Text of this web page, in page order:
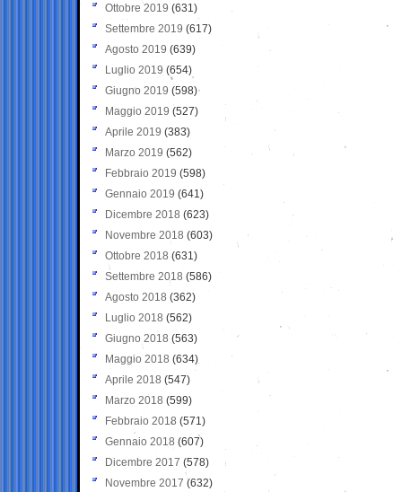
Ottobre 2019 (631)
Settembre 2019 (617)
Agosto 2019 (639)
Luglio 2019 (654)
Giugno 2019 (598)
Maggio 2019 (527)
Aprile 2019 (383)
Marzo 2019 (562)
Febbraio 2019 (598)
Gennaio 2019 (641)
Dicembre 2018 (623)
Novembre 2018 (603)
Ottobre 2018 (631)
Settembre 2018 (586)
Agosto 2018 (362)
Luglio 2018 (562)
Giugno 2018 (563)
Maggio 2018 (634)
Aprile 2018 (547)
Marzo 2018 (599)
Febbraio 2018 (571)
Gennaio 2018 (607)
Dicembre 2017 (578)
Novembre 2017 (632)